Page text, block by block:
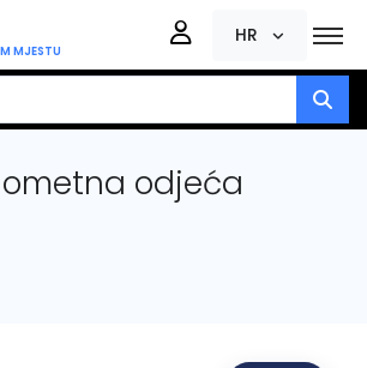
MJESTU
HR
odjeća